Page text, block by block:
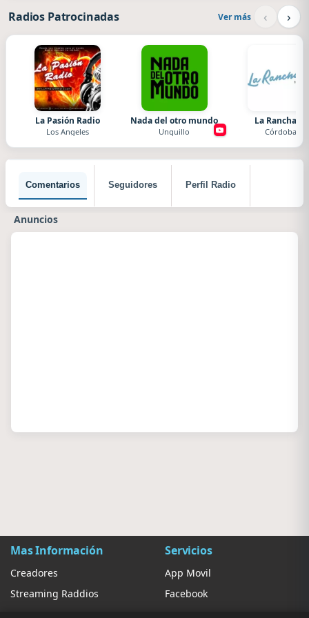
Radios Patrocinadas Ver más ‹ ›
La Pasión Radio
Los Angeles
Nada del otro mundo
Unquillo
La Ranchada
Córdoba
Comentarios Seguidores Perfil Radio
Anuncios
Mas Información
Creadores
Streaming Raddios
Servicios
App Movil
Facebook